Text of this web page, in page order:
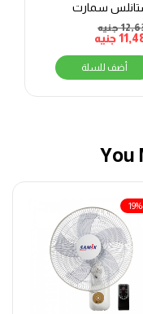
سمارت
– بلت ان – فرن
جنيه
جنيه
أضف للسلة
You
-